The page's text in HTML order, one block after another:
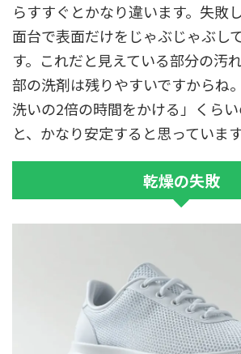
らすすぐとかなり違います。失敗
面台で表面だけをじゃぶじゃぶし
す。これだと見えている部分の汚
部の洗剤は残りやすいですからね
洗いの2倍の時間をかける」くら
と、かなり安定すると思っています
乾燥の失敗